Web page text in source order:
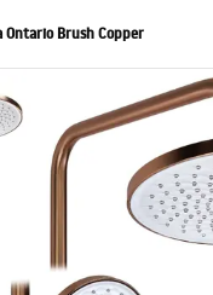
Ontario Brush Copper